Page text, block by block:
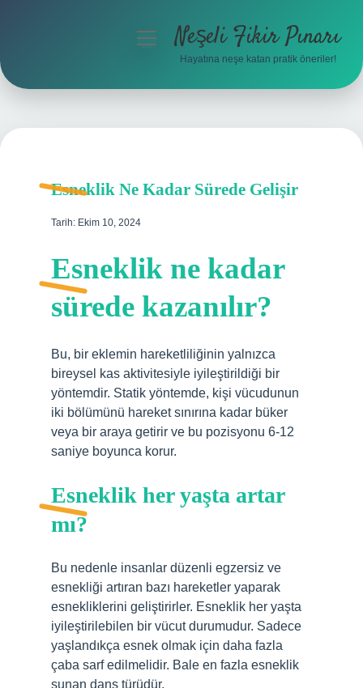
Hakkımızda
menüyüNeşeli Fikir Pınarı
Hayatına neşe katan pratik öneriler!
Esneklik Ne Kadar Sürede Gelişir
Tarih: Ekim 10, 2024
Esneklik ne kadar
sürede kazanılır?
Bu, bir eklemin hareketliliğinin yalnızca
bireysel kas aktivitesiyle iyileştirildiği bir
yöntemdir. Statik yöntemde, kişi vücudunun
iki bölümünü hareket sınırına kadar büker
veya bir araya getirir ve bu pozisyonu 6-12
saniye boyunca korur.
Esneklik her yaşta artar
mı?
Bu nedenle insanlar düzenli egzersiz ve
esnekliği artıran bazı hareketler yaparak
esnekliklerini geliştirirler. Esneklik her yaşta
iyileştirilebilen bir vücut durumudur. Sadece
yaşlandıkça esnek olmak için daha fazla
çaba sarf edilmelidir. Bale en fazla esneklik
sunan dans türüdür.